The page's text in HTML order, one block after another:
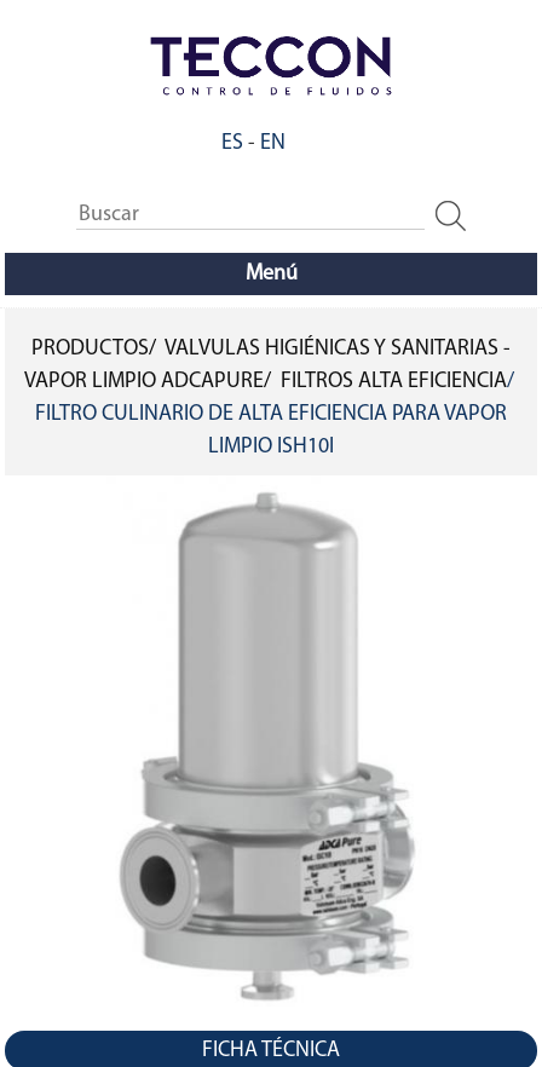
ES - EN
Menú
SOBRESCRIBIR
ENLACES
PRODUCTOS
VALVULAS HIGIÉNICAS Y SANITARIAS -
VAPOR LIMPIO ADCAPURE
FILTROS ALTA EFICIENCIA
FILTRO CULINARIO DE ALTA EFICIENCIA PARA VAPOR
LIMPIO ISH10I
FICHA TÉCNICA